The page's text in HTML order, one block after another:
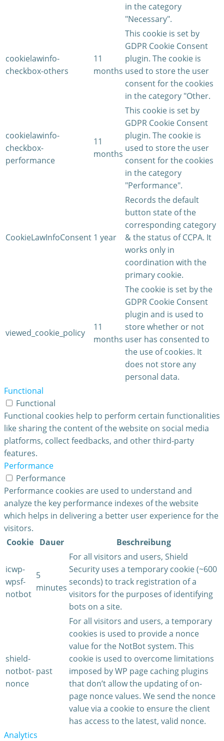
in the category
"Necessary".
cookielawinfo-
checkbox-others
11
months
This cookie is set by
GDPR Cookie Consent
plugin. The cookie is
used to store the user
consent for the cookies
in the category "Other.
cookielawinfo-
checkbox-
performance
11
months
This cookie is set by
GDPR Cookie Consent
plugin. The cookie is
used to store the user
consent for the cookies
in the category
"Performance".
CookieLawInfoConsent 1 year
Records the default
button state of the
corresponding category
& the status of CCPA. It
works only in
coordination with the
primary cookie.
viewed_cookie_policy
11
months
The cookie is set by the
GDPR Cookie Consent
plugin and is used to
store whether or not
user has consented to
the use of cookies. It
does not store any
personal data.
Functional
Functional
Functional cookies help to perform certain functionalities
like sharing the content of the website on social media
platforms, collect feedbacks, and other third-party
features.
Performance
Performance
Performance cookies are used to understand and
analyze the key performance indexes of the website
which helps in delivering a better user experience for the
visitors.
Cookie
Dauer Beschreibung
icwp-
wpsf-
notbot
5
minutes
For all visitors and users, Shield
Security uses a temporary cookie (~600
seconds) to track registration of a
visitors for the purposes of identifying
bots on a site.
shield-
notbot-
nonce
past
For all visitors and users, a temporary
cookies is used to provide a nonce
value for the NotBot system. This
cookie is used to overcome limitations
imposed by WP page caching plugins
that don’t allow the updating of on-
page nonce values. We send the nonce
value via a cookie to ensure the client
has access to the latest, valid nonce.
Analytics